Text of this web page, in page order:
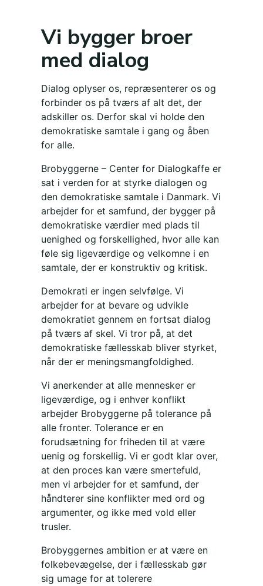
Vi bygger broer
med dialog
Dialog oplyser os, repræsenterer os og
forbinder os på tværs af alt det, der
adskiller os. Derfor skal vi holde den
demokratiske samtale i gang og åben
for alle.
Brobyggerne – Center for Dialogkaffe er
sat i verden for at styrke dialogen og
den demokratiske samtale i Danmark. Vi
arbejder for et samfund, der bygger på
demokratiske værdier med plads til
uenighed og forskellighed, hvor alle kan
føle sig ligeværdige og velkomne i en
samtale, der er konstruktiv og kritisk.
Demokrati er ingen selvfølge. Vi
arbejder for at bevare og udvikle
demokratiet gennem en fortsat dialog
på tværs af skel. Vi tror på, at det
demokratiske fællesskab bliver styrket,
når der er meningsmangfoldighed.
Vi anerkender at alle mennesker er
ligeværdige, og i enhver konflikt
arbejder Brobyggerne på tolerance på
alle fronter. Tolerance er en
forudsætning for friheden til at være
uenig og forskellig. Vi er godt klar over,
at den proces kan være smertefuld,
men vi arbejder for et samfund, der
håndterer sine konflikter med ord og
argumenter, og ikke med vold eller
trusler.
Brobyggernes ambition er at være en
folkebevægelse, der i fællesskab gør
sig umage for at tolerere